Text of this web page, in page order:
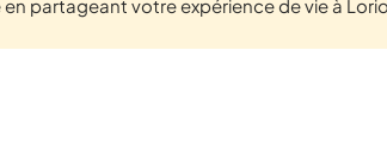
partageant votre expérience de vie à